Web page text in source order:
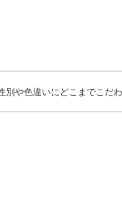
別や色違いにどこまでこだ